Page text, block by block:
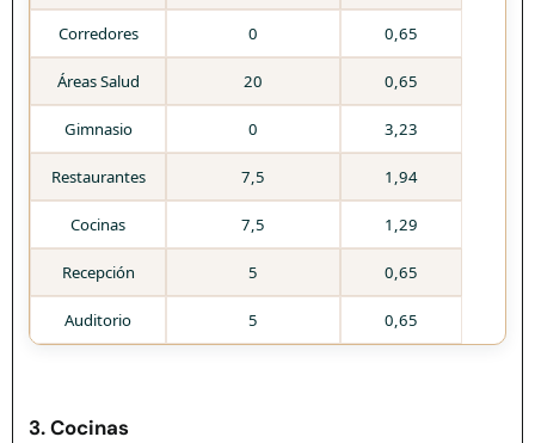
Corredores 0 0,65
Áreas Salud 20 0,65
Gimnasio 0 3,23
Restaurantes 7,5 1,94
Cocinas 7,5 1,29
Recepción 5 0,65
Auditorio 5 0,65
3. Cocinas